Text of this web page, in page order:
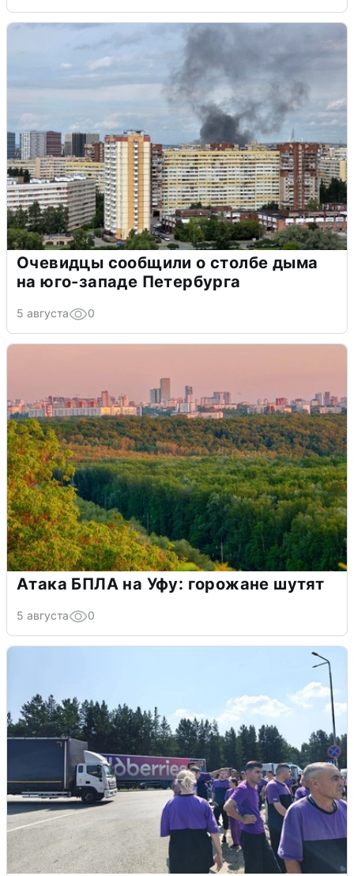
Очевидцы сообщили о столбе дыма
на юго-западе Петербурга
5 августа 0
Атака БПЛА на Уфу: горожане шутят
5 августа 0